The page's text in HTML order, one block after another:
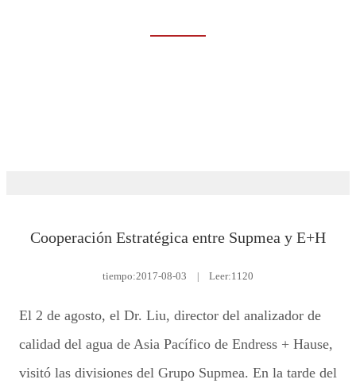
Cooperación Estratégica entre Supmea y E+H
tiempo:2017-08-03 | Leer:1120
El 2 de agosto, el Dr. Liu, director del analizador de
calidad del agua de Asia Pacífico de Endress + Hause,
visitó las divisiones del Grupo Supmea. En la tarde del